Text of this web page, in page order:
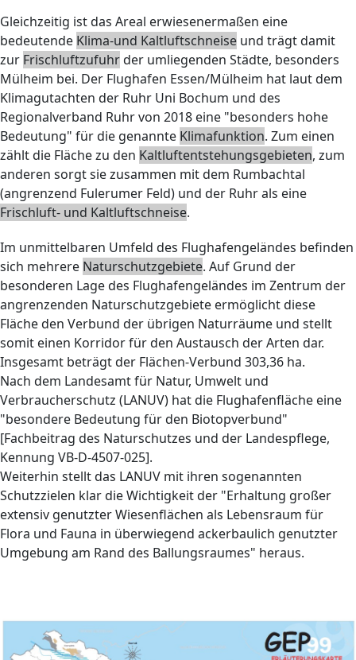
Gleichzeitig ist das Areal erwiesenermaßen eine
bedeutende Klima-und Kaltluftschneise und trägt damit
zur Frischluftzufuhrder umliegenden Städte, besonders
Mülheim bei. Der Flughafen Essen/Mülheim hat laut dem
Klimagutachten der Ruhr Uni Bochum und des
Regionalverband Ruhr von 2018 eine "besonders hohe
Bedeutung" für die genannte Klimafunktion. Zum einen
zählt die Fläche zu den Kaltluftentstehungsgebieten, zum
anderen sorgt sie zusammen mit dem Rumbachtal
(angrenzend Fulerumer Feld) und der Ruhr als eine
Frischluft- und Kaltluftschneise.
Im unmittelbaren Umfeld des Flughafengeländes befinden
sich mehrere Naturschutzgebiete. Auf Grund der
besonderen Lage des Flughafengeländes im Zentrum der
angrenzenden Naturschutzgebiete ermöglicht diese
Fläche den Verbund der übrigen Naturräume und stellt
somit einen Korridor für den Austausch der Arten dar.
Insgesamt beträgt der Flächen-Verbund 303,36 ha.
Nach dem Landesamt für Natur, Umwelt und
Verbraucherschutz (LANUV) hat die Flughafenfläche eine
"besondere Bedeutung für den Biotopverbund"
[Fachbeitrag des Naturschutzes und der Landespflege,
Kennung VB-D-4507-025].
Weiterhin stellt das LANUV mit ihren sogenannten
Schutzzielen klar die Wichtigkeit der "Erhaltung großer
extensiv genutzter Wiesenflächen als Lebensraum für
Flora und Fauna in überwiegend ackerbaulich genutzter
Umgebung am Rand des Ballungsraumes" heraus.